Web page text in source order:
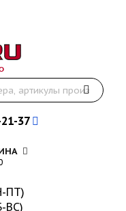
37
ПТ)
ВС)